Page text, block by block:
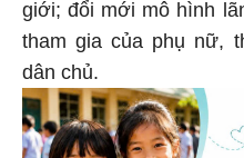
giới; đổi mới mô hình
tham gia của phụ nữ,
dân chủ.